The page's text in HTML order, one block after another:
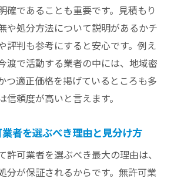
確であることも重要です。見積もり
や処分方法について説明があるかチ
評判も参考にすると安心です。例え
渡で活動する業者の中には、地域密
つ適正価格を掲げているところも多
信頼度が高いと言えます。
者を選ぶべき理由と見分け方
許可業者を選ぶべき最大の理由は、
分が保証されるからです。無許可業